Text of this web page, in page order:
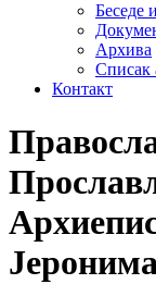
Беседе
Архива
Списак
Контакт
Јеронима